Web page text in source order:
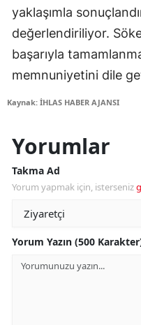
yaklaşımla
değerlendiriliyor.
başarıyla
memnuniyetini dile
Kaynak: İHLAS HABER AJANSI
Yorumlar
Takma Ad
Yorum yapmak için, isterseniz
Yorum Yazın (500